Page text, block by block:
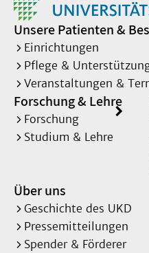
Unsere Patienten &
Einrichtungen
Pflege &
Veranstaltungen &
Forschung & Lehre
Forschung
Studium & Lehre
Über uns
Geschichte des UKD
Pressemitteilungen
Spender & Förderer